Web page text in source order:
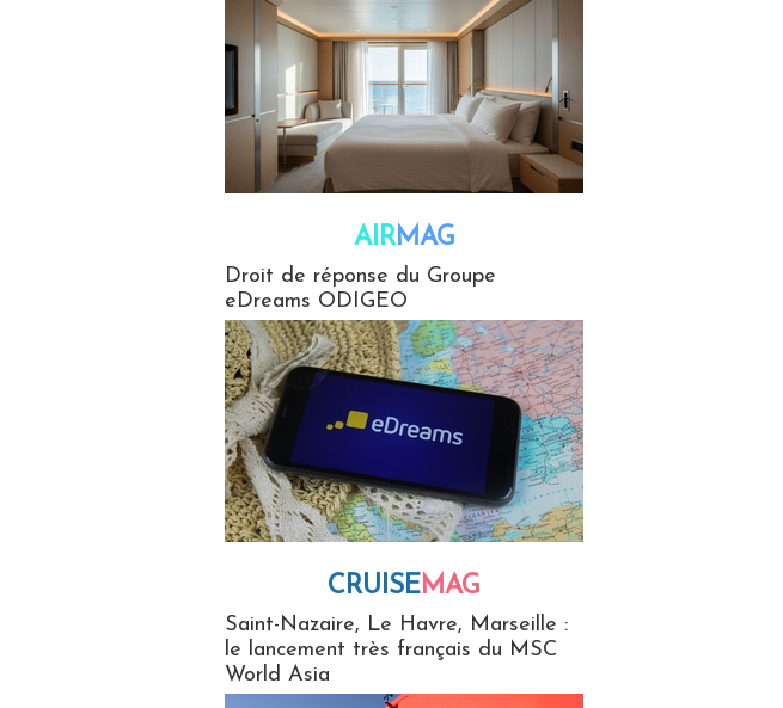
AIRMAG
Droit de réponse du Groupe
eDreams ODIGEO
CRUISEMAG
Saint-Nazaire, Le Havre, Marseille :
le lancement très français du MSC
World Asia